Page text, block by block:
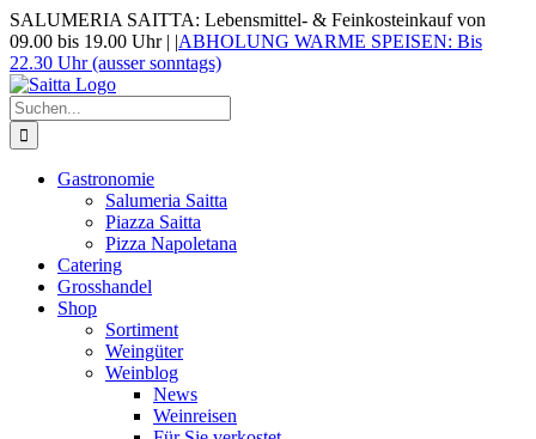
Zum
Inhalt
springen
SALUMERIA SAITTA: Lebensmittel- & Feinkosteinkauf von
09.00 bis 19.00 Uhr | |ABHOLUNG WARME SPEISEN: Bis
22.30 Uhr (ausser sonntags)
Suche
nach:
Gastronomie
Salumeria Saitta
Piazza Saitta
Pizza Napoletana
Catering
Grosshandel
Shop
Sortiment
Weingüter
Weinblog
News
Weinreisen